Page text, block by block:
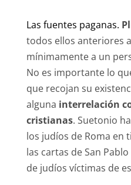
Las fuentes paganas.
todos ellos anteriores
mínimamente a un
No es importante lo
que recojan su
alguna interrelación
cristianas. Suetonio
los judíos de Roma en
las cartas de San
de judíos víctimas de